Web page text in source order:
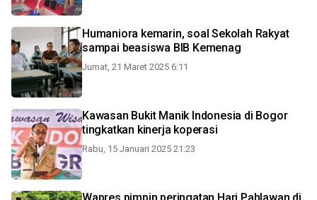
Humaniora kemarin, soal Sekolah Rakyat
sampai beasiswa BIB Kemenag
Jumat, 21 Maret 2025 6:11
Kawasan Bukit Manik Indonesia di Bogor
tingkatkan kinerja koperasi
Rabu, 15 Januari 2025 21:23